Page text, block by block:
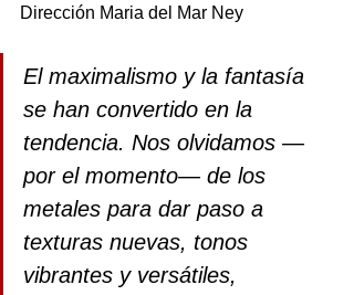
Dirección Maria del Mar Ney
El maximalismo y la fantasía
se han convertido en la
tendencia. Nos olvidamos —
por el momento— de los
metales para dar paso a
texturas nuevas, tonos
vibrantes y versátiles,